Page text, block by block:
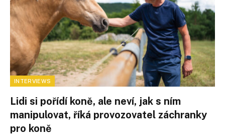
INTERVIEWS
Lidi si pořídí koně, ale neví, jak s ním
manipulovat, říká provozovatel záchranky
pro koně